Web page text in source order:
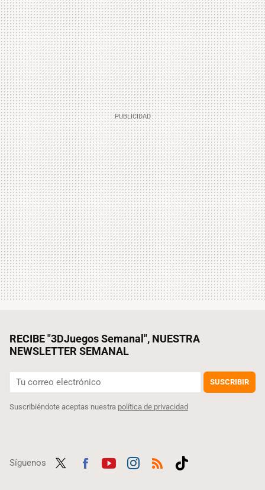
RECIBE "3DJuegos Semanal", NUESTRA
NEWSLETTER SEMANAL
SUSCRIBIR
Suscribiéndote aceptas nuestra política de privacidad
Síguenos